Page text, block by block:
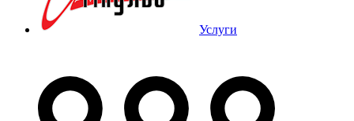
Услуги